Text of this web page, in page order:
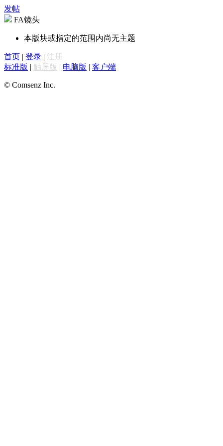
发帖
FA镜头
本版块或指定的范围内尚无主题
首页 | 登录 | 注册
标准版 | 触屏版 | 电脑版 | 客户端
© Comsenz Inc.